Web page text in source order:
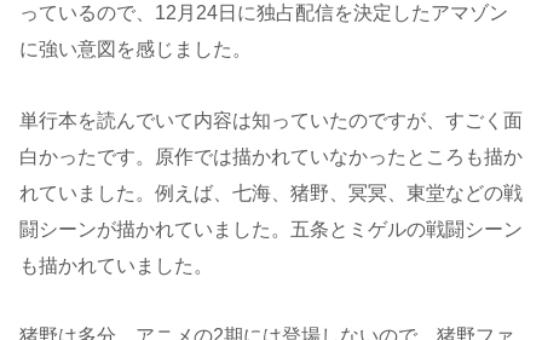
っているので、12月24日に独占配信を決定したアマゾン
に強い意図を感じました。
単行本を読んでいて内容は知っていたのですが、すごく面
白かったです。原作では描かれていなかったところも描か
れていました。例えば、七海、猪野、冥冥、東堂などの戦
闘シーンが描かれていました。五条とミゲルの戦闘シーン
も描かれていました。